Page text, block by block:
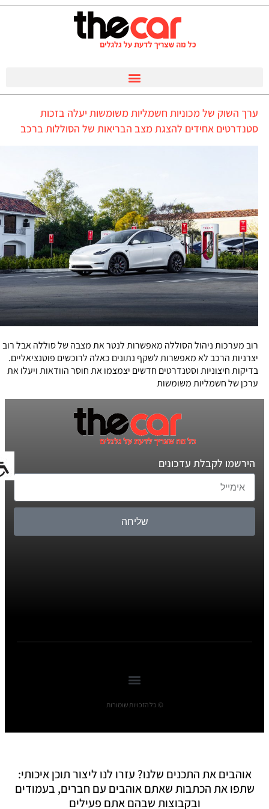
ערך השוק של מכוניות חשמליות משומשות יעלה בזכות
סטנדרטים אחידים להצגת מצב הבריאות של הסוללות ברכב
רוב מערכות ניהול הסוללה מאפשרות לנטר את מצבה של סוללה אבל רוב
יצרניות הרכב לא מאפשרות לשקף נתונים כאלה לרוכשים פוטנציאליים.
בדיקות חיצוניות וסטנדרטים חדשים יצמצמו את חוסר הוודאות ויעלו את
ערכן של חשמליות משומשות
הירשמו לקבלת עדכונים
שליחה
© כל הזכויות שומורות
אוהבים את התכנים שלנו? עזרו לנו ליצור תוכן איכותי:
שתפו את הכתבות שאתם אוהבים עם חברים, בעמודים
ובקבוצות שבהם אתם פעילים